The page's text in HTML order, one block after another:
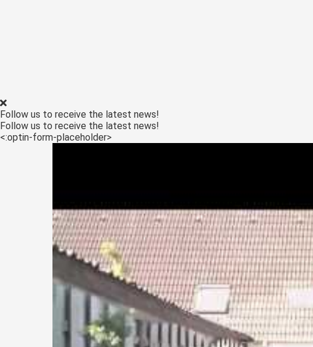
Follow us to receive the latest news!
Follow us to receive the latest news!
<:optin-form-placeholder>